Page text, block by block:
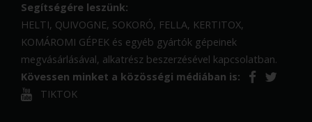
Segítségére leszünk:
HELTI, QUIVOGNE, SOKORÓ, FELLA, KERTITOX,
KOMÁROMI GÉPEK és egyéb gyártók gépeinek
megvásárlásával, alkatrész beszerzésével kapcsolatban.
Kövessen minket a közösségi médiában is:
TIKTOK